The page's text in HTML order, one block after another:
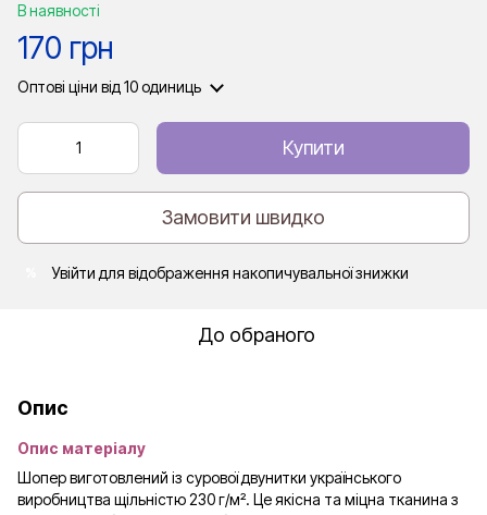
В наявності
170 грн
Оптові ціни від 10 одиниць
Купити
Замовити швидко
Увійти для відображення накопичувальної знижки
До обраного
Опис
Опис матеріалу
Шопер виготовлений із сурової двунитки українського
виробництва щільністю 230 г/м². Це якісна та міцна тканина з